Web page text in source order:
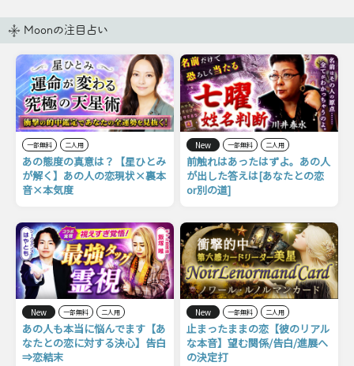
Moonの注目占い
一部無料 二人用
あの態度の真意は？【星ひとみ
が解く】あの人の恋現状×裏本
音×本気度
New 一部無料 二人用
前触れはあったはずよ。あの人
が出した答えは[あなたとの恋
or別の道]
New 一部無料 二人用
あの人も本当に悩んでます【あ
なたとの恋に対する決心】告白
⇒恋結末
New 一部無料 二人用
止まったままの恋【彼のリアル
な本音】望む関係/告白/進展へ
の決定打